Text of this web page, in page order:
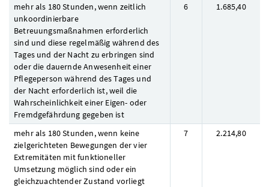
mehr als 180 Stunden, wenn zeitlich
unkoordinierbare
Betreuungsmaßnahmen erforderlich
sind und diese regelmäßig während des
Tages und der Nacht zu erbringen sind
oder die dauernde Anwesenheit einer
Pflegeperson während des Tages und
der Nacht erforderlich ist, weil die
Wahrscheinlichkeit einer Eigen- oder
Fremdgefährdung gegeben ist
6 1.685,40
mehr als 180 Stunden, wenn keine
zielgerichteten Bewegungen der vier
Extremitäten mit funktioneller
Umsetzung möglich sind oder ein
gleichzuachtender Zustand vorliegt
7 2.214,80